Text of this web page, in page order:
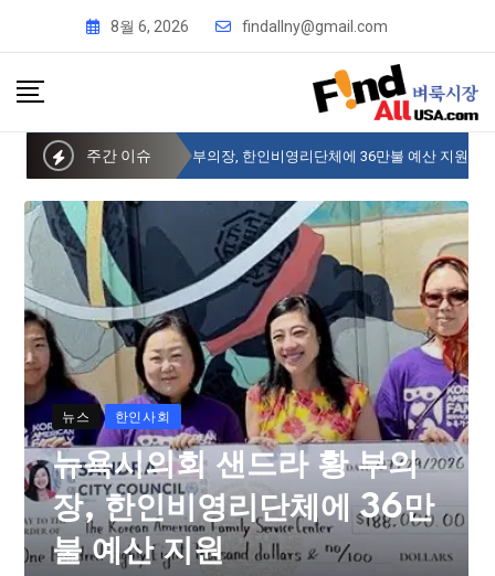
8월 6, 2026 findallny@gmail.com
주간 이슈
뉴욕시의회 샌드라 황 부의장, 한인비영리단체에 36만불 예산 지원
뉴스 한인사회
뉴욕시의회 샌드라 황 부의
장, 한인비영리단체에 36만
불 예산 지원